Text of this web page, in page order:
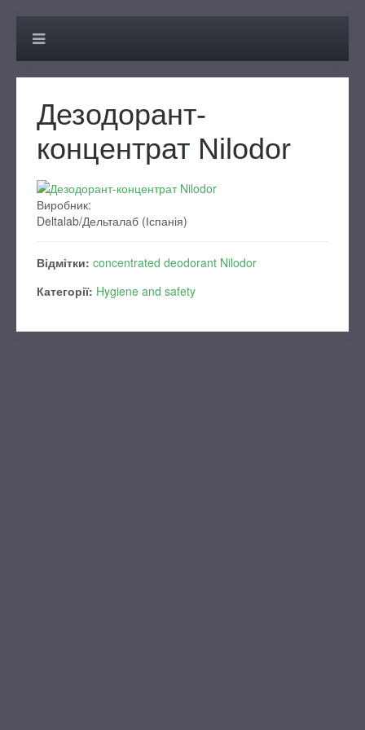
Дезодорант-
концентрат Nilodor
Виробник:
Deltalab/Дельталаб (Іспанія)
Відмітки: concentrated deodorant Nilodor
Категорії: Hygiene and safety